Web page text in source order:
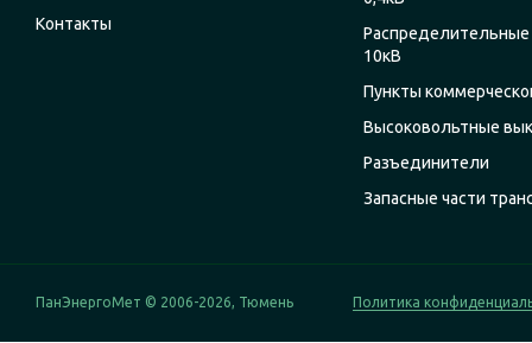
Контакты
Распределительные
10кВ
Пункты
Высоковольтные
Разъединители
Запасные части
ПанЭнергоМет © 2006-2026, Тюмень Политика